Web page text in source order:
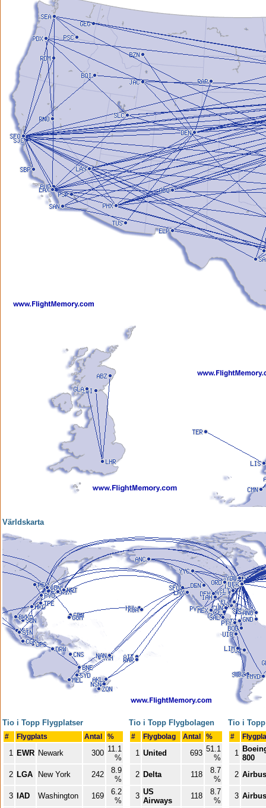
Världskarta
Tio i Topp Flygplatser
# Flygplats Antal %
1 EWR Newark 300 11.1
%
2 LGA New York 242
8.9
%
3
IAD Washington 169
6.2
%
Tio i Topp Flygbolagen
# Flygbolag Antal %
1 United 693 51.1
%
2 Delta 118
8.7
%
3 US
Airways
118
8.7
%
Tio i
#
1
800
2
3